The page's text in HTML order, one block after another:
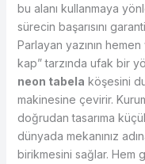
bu alanı kullanmaya
sürecin başarısını
Parlayan yazının
kap” tarzında ufak bir
neon tabela köşesini
makinesine çevirir.
doğrudan tasarıma
dünyada mekanınız
birikmesini sağlar. Hem